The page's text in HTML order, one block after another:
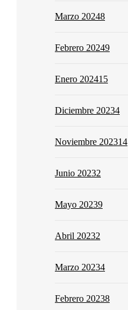
Marzo 20248
Febrero 20249
Enero 202415
Diciembre 20234
Noviembre 202314
Junio 20232
Mayo 20239
Abril 20232
Marzo 20234
Febrero 20238